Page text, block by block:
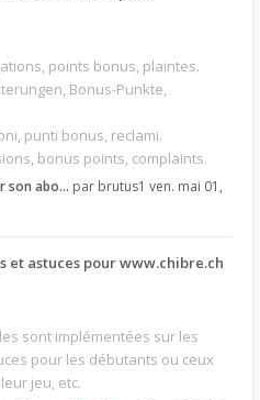
points bonus, plaintes.
Bonus-Punkte,
punti bonus, reclami.
bonus points, complaints.
son abo… par brutus1 ven. mai 01,
et astuces pour www.chibre.ch
sont implémentées sur les
pour les débutants ou ceux
jeu, etc.